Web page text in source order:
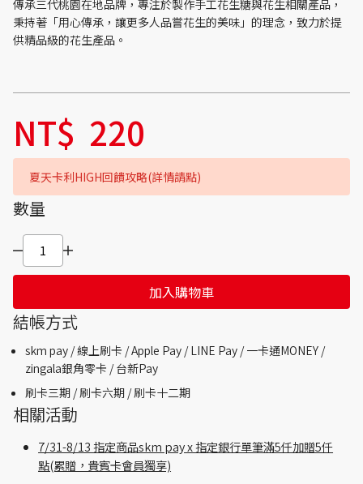
傳承三代桃園在地品牌，專注於製作手工花生糖與花生相關產品，
秉持著「用心傳承，讓更多人品嘗花生的美味」的理念，致力於提
供精品級的花生產品。
NT$ 220
夏天卡利HIGH回饋攻略(詳情請點)
數量
加入購物車
結帳方式
skm pay /線上刷卡 / Apple Pay /LINE Pay / 一卡通MONEY /
zingala銀角零卡 /台新Pay
刷卡三期 /刷卡六期 /刷卡十二期
相關活動
7/31-8/13 指定商品skm pay x 指定銀行單筆滿5仟加贈5仟
點(累贈，貴賓卡會員獨享)